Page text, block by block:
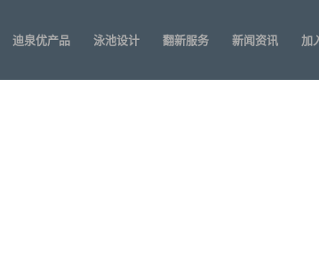
迪泉优产品 泳池设计 翻新服务 新闻资讯 加